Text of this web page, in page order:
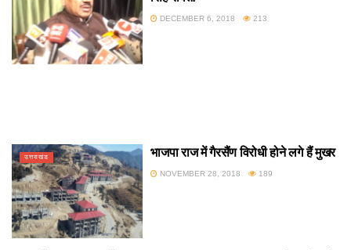
DECEMBER 6, 2018 213
उत्तराखंड भाजपा राज में गैरसैंण विरोधी होने लगे हैं मुखर
NOVEMBER 28, 2018 189